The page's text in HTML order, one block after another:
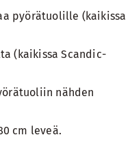
pyörätuolille (kaikissa
(kaikissa Scandic-
nähden
cm leveä.